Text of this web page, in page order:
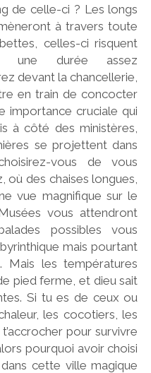
de celle-ci ? Les longs
à travers toute
celles-ci risquent
une durée assez
devant la chancellerie,
en train de concocter
importance cruciale qui
à côté des ministères,
se projettent dans
vous de vous
où des chaises longues,
vue magnifique sur le
vous attendront
possibles vous
mais pourtant
Mais les températures
pied ferme, et dieu sait
Si tu es de ceux ou
les cocotiers, les
pour survivre
pourquoi avoir choisi
cette ville magique